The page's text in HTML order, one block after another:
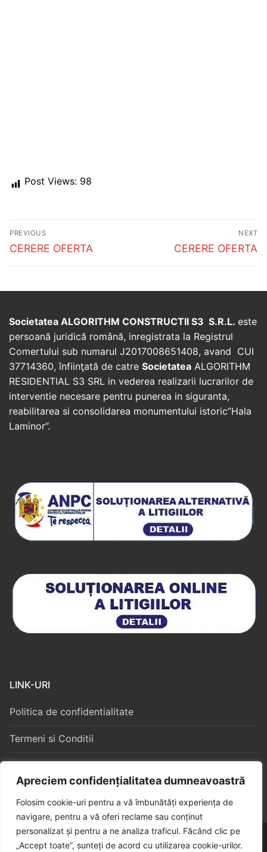
Apreciem confidențialitatea dumneavoastră
Folosim cookie-uri pentru a vă îmbunătăți experiența de
navigare, pentru a vă oferi reclame sau conținut
personalizat și pentru a ne analiza traficul. Făcând clic pe
„Accept toate”, sunteți de acord cu utilizarea cookie-urilor.
Post Views: 98
Post
navigation
PREVIOUS
Previous
CERERE OFERTA
NEXT
Next
CERERE OFERTA
Societatea ALGORITHM CONSTRUCTII S3 S.R.L. este
persoană juridică română, inregistrata la Registrul
Comertului sub numarul J2017008651408, avand CUI
37714360, înfiinţată de catre Societatea ALGORITHM
RESIDENTIAL S3 SRL in vederea realizarii lucrarilor de
interventie necesare pentru punerea in siguranta,
reabilitarea si consolidarea monumentului istoric”Hala
Laminor”.
LINK-URI
Politica de confidentialitate
Termeni si Conditii
Copyright © 2026 – Algorithm Constructii S3